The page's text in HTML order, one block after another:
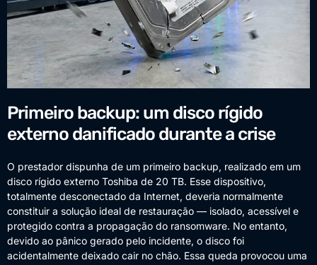
Primeiro backup: um disco rígido
externo danificado durante a crise
O prestador dispunha de um primeiro backup, realizado em um
disco rígido externo Toshiba de 20 TB. Esse dispositivo,
totalmente desconectado da Internet, deveria normalmente
constituir a solução ideal de restauração — isolado, acessível e
protegido contra a propagação do ransomware. No entanto,
devido ao pânico gerado pelo incidente, o disco foi
acidentalmente deixado cair no chão. Essa queda provocou uma